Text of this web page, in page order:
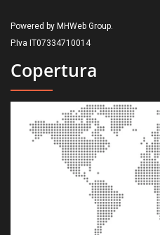
Powered by MHWeb Group.
P.Iva IT07334710014
Copertura